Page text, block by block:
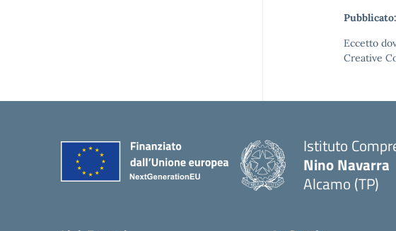
Pubblicato:
Eccetto
Creative
Istituto
Nino Navarra
Alcamo (TP)